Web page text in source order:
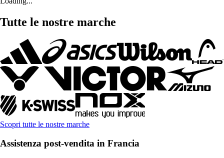
Tutte le nostre marche
Scopri tutte le nostre marche
Assistenza post-vendita in Francia